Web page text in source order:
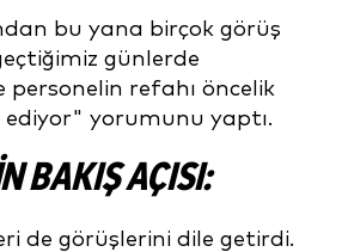
bu yana birçok görüş
günlerde
personelin refahı öncelik
yorumunu yaptı.
BAKIŞ AÇISI:
de görüşlerini dile getirdi.